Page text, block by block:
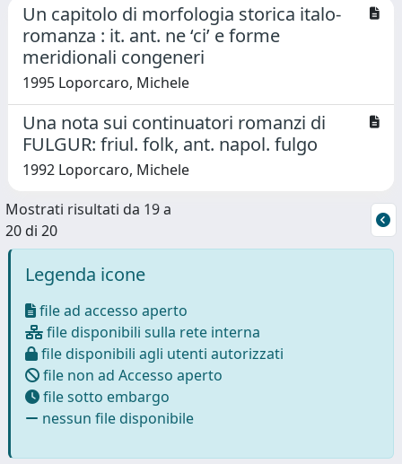
Un capitolo di morfologia storica italo-
romanza : it. ant. ne ‘ci’ e forme
meridionali congeneri
1995 Loporcaro, Michele
Una nota sui continuatori romanzi di
FULGUR: friul. folk, ant. napol. fulgo
1992 Loporcaro, Michele
Mostrati risultati da 19 a
20 di 20
Legenda icone
file ad accesso aperto
file disponibili sulla rete interna
file disponibili agli utenti autorizzati
file non ad Accesso aperto
file sotto embargo
nessun file disponibile